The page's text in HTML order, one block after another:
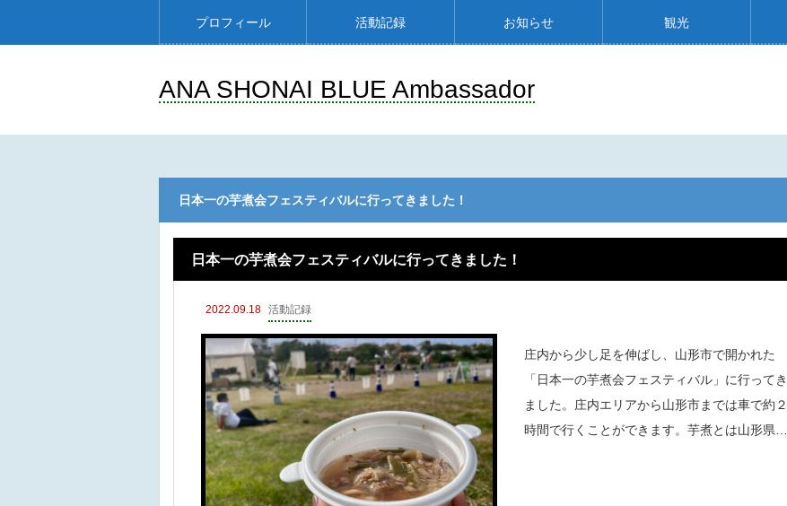
プロフィール 活動記録 お知らせ 観光
ANA SHONAI BLUE Ambassador
日本一の芋煮会フェスティバルに行ってきました！
日本一の芋煮会フェスティバルに行ってきました！
2022.09.18 活動記録
庄内から少し足を伸ばし、山形市で開かれた
「日本一の芋煮会フェスティバル」に行ってき
ました。庄内エリアから山形市までは車で約２
時間で行くことができます。芋煮とは山形県周